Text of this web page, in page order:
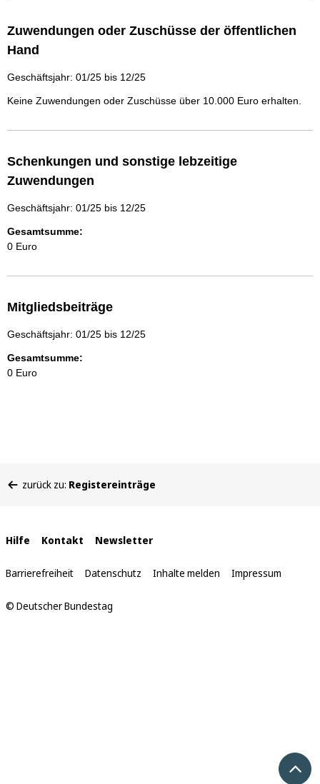
Zuwendungen oder Zuschüsse der öffentlichen
Hand
Geschäftsjahr: 01/25 bis 12/25
Keine Zuwendungen oder Zuschüsse über 10.000 Euro erhalten.
Schenkungen und sonstige lebzeitige
Zuwendungen
Geschäftsjahr: 01/25 bis 12/25
Gesamtsumme:
0 Euro
Mitgliedsbeiträge
Geschäftsjahr: 01/25 bis 12/25
Gesamtsumme:
0 Euro
befinden
zurück zu: Registereinträge
Interne
Links
Hilfe Kontakt Newsletter
Barrierefreiheit Datenschutz Inhalte melden Impressum
© Deutscher Bundestag